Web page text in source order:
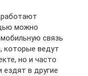
можно
связь
которые ведут
но и часто
в другие